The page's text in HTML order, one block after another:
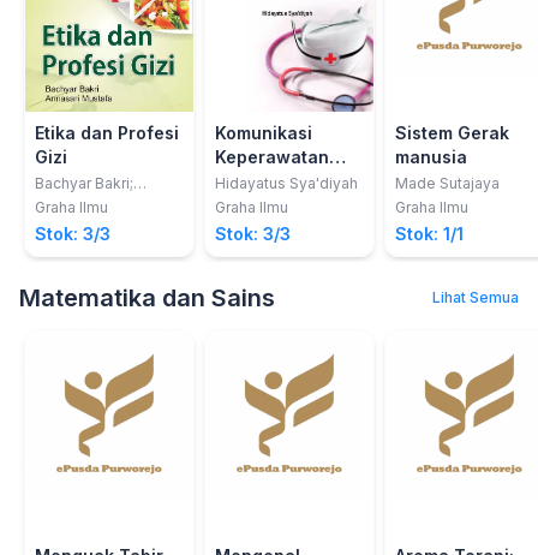
Etika dan Profesi
Gizi
Bachyar Bakri;
Annasari Mustafa
Graha Ilmu
Stok: 3/3
Komunikasi
Keperawatan
(Communication
Games
Aplication)
Hidayatus Sya'diyah
Graha Ilmu
Stok: 3/3
Sistem Gerak
manusia
Made Sutajaya
Graha Ilmu
Stok: 1/1
Matematika dan Sains Lihat Semua